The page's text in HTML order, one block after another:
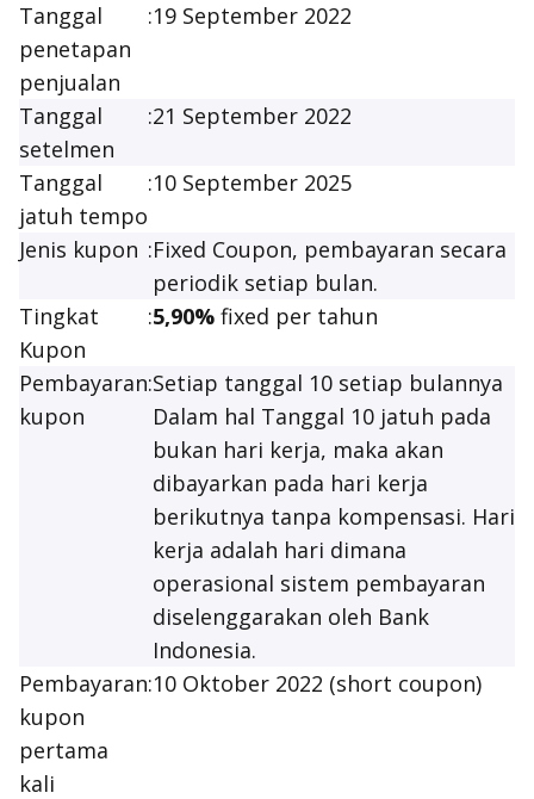
Tanggal
penetapan
penjualan
:19 September 2022
Tanggal
setelmen
:21 September 2022
Tanggal
jatuh tempo
:10 September 2025
Jenis kupon :Fixed Coupon, pembayaran secara
periodik setiap bulan.
Tingkat
Kupon
:5,90% fixed per tahun
Pembayaran
kupon
:Setiap tanggal 10 setiap bulannya
Dalam hal Tanggal 10 jatuh pada
bukan hari kerja, maka akan
dibayarkan pada hari kerja
berikutnya tanpa kompensasi. Hari
kerja adalah hari dimana
operasional sistem pembayaran
diselenggarakan oleh Bank
Indonesia.
Pembayaran
kupon
pertama
kali
:10 Oktober 2022 (short coupon)